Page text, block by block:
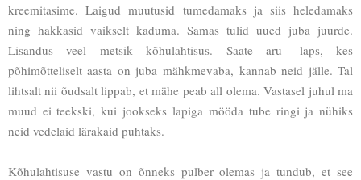
kreemitasime. Laigud muutusid tumedamaks ja siis heledamaks
ning hakkasid vaikselt kaduma. Samas tulid uued juba juurde.
Lisandus veel metsik kõhulahtisus. Saate aru- laps, kes
põhimõtteliselt aasta on juba mähkmevaba, kannab neid jälle. Tal
lihtsalt nii õudsalt lippab, et mähe peab all olema. Vastasel juhul ma
muud ei teekski, kui jookseks lapiga mööda tube ringi ja nühiks
neid vedelaid lärakaid puhtaks.
Kõhulahtisuse vastu on õnneks pulber olemas ja tundub, et see